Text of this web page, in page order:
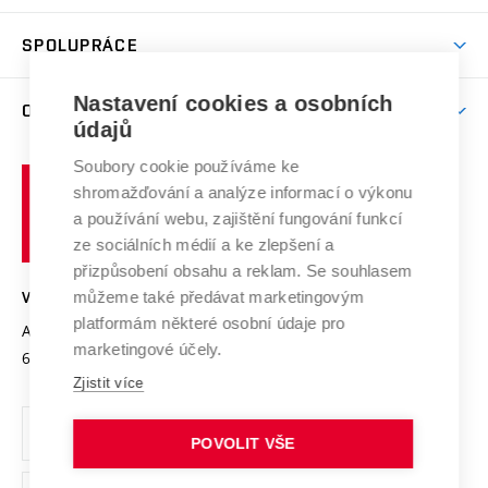
Celoživotní vzdělávání
E-přihláška
Harmonogram akademického roku
Závěrečné práce
Doktorské studium
Zpracování osobních údajů studentů
Sociální bezpečí
Studium bez bariér
Podpora podnikání
Mezinárodní vědecká rada
Systém zajišťování kvality výzkumu
Výzkumné infrastruktury
Transfer znalostí
Open Science
Projekty
Projekty ze strukturálních fondů
Specifický výzkum
SPOLUPRÁCE
Firemní spolupráce
Zahraniční spolupráce
Spolupráce se školami
Mezinárodní dohody
Univerzitní sítě
O UNIVERZITĚ
Profil univerzity
Udržitelná univerzita
Podnikavá univerzita / ContriBUTe
Bezpečná univerzita
Vyznamenání
Organizační struktura
Ochrana osobních údajů
učení
technické
Brně
VYSOKÉ UČENÍ TECHNICKÉ V BRNĚ
Antonínská 548/1
602 00 Brno
www.vut.cz
vut@vutbr.cz
Nastavení cookies a osobních
údajů
Soubory cookie používáme ke
shromažďování a analýze informací o výkonu
a používání webu, zajištění fungování funkcí
ze sociálních médií a ke zlepšení a
přizpůsobení obsahu a reklam. Se souhlasem
můžeme také předávat marketingovým
platformám některé osobní údaje pro
marketingové účely.
Zjistit více
POVOLIT VŠE